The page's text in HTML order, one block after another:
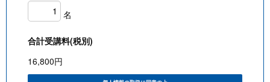
名
合計受講料(税別)
16,800円